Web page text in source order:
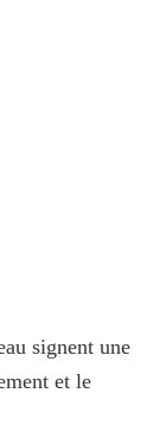
signent une
et le